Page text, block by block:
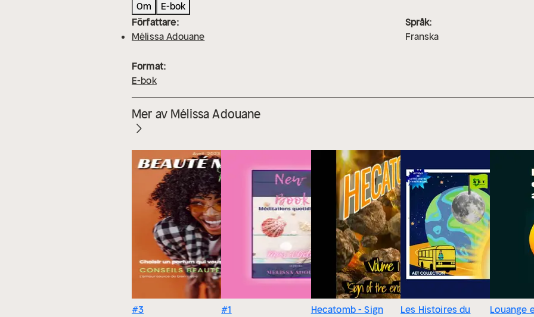
Om
E-bok
Författare:
Mélissa Adouane
Språk:
Franska
Format:
E-bok
Mer av Mélissa Adouane
#3
#1
Hecatomb - Sign
Les Histoires du
Louange